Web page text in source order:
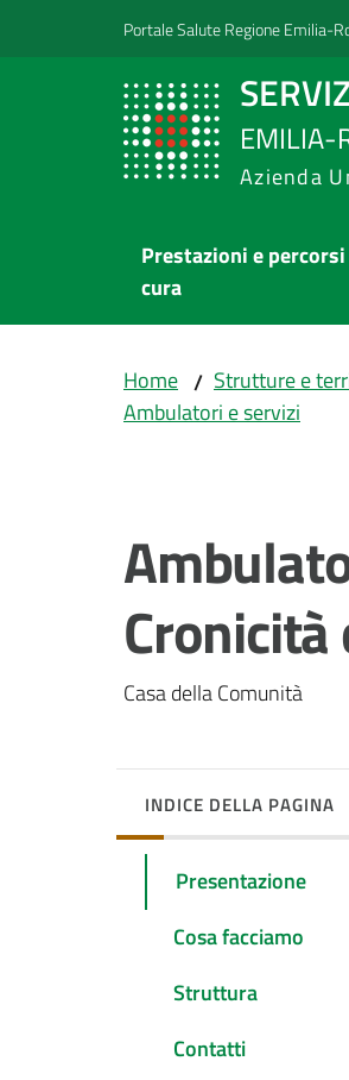
Vai al contenuto
Vai alla navigazionePortale Salute Regione Emilia-
EMILIA-
Azienda
Prestazioni e
cura
Home / Strutture e
Ambulatori e servizi
Cronicità
Casa della Comunità
INDICE DELLA PAGINA
Presentazione
Cosa facciamo
Struttura
Contatti